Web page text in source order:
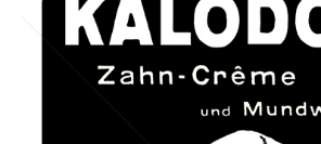
Einst und Heute